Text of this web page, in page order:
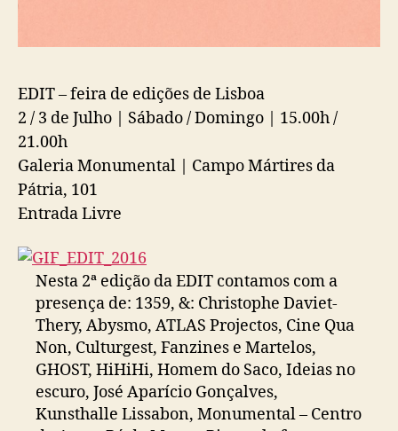
EDIT – feira de edições de Lisboa
2 / 3 de Julho | Sábado / Domingo | 15.00h /
21.00h
Galeria Monumental | Campo Mártires da
Pátria, 101
Entrada Livre
Nesta 2ª edição da EDIT contamos com a
presença de: 1359, &: Christophe Daviet-
Thery, Abysmo, ATLAS Projectos, Cine Qua
Non, Culturgest, Fanzines e Martelos,
GHOST, HiHiHi, Homem do Saco, Ideias no
escuro, José Aparício Gonçalves,
Kunsthalle Lissabon, Monumental – Centro